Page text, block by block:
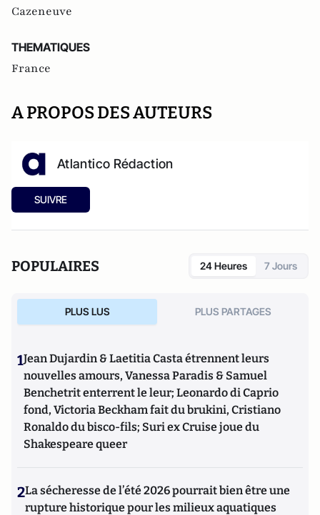
Cazeneuve
THEMATIQUES
France
A PROPOS DES AUTEURS
Atlantico Rédaction
SUIVRE
POPULAIRES 24 Heures 7 Jours
PLUS LUS PLUS PARTAGES
1Jean Dujardin & Laetitia Casta étrennent leurs
nouvelles amours, Vanessa Paradis & Samuel
Benchetrit enterrent le leur; Leonardo di Caprio
fond, Victoria Beckham fait du brukini, Cristiano
Ronaldo du bisco-fils; Suri ex Cruise joue du
Shakespeare queer
2La sécheresse de l’été 2026 pourrait bien être une
rupture historique pour les milieux aquatiques